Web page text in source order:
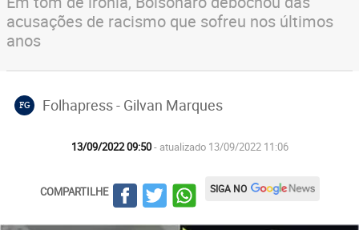
acusações de racismo que sofreu nos últimos
anos
FG Folhapress - Gilvan Marques
13/09/2022 09:50- atualizado 13/09/2022 11:06
COMPARTILHE SIGA NO